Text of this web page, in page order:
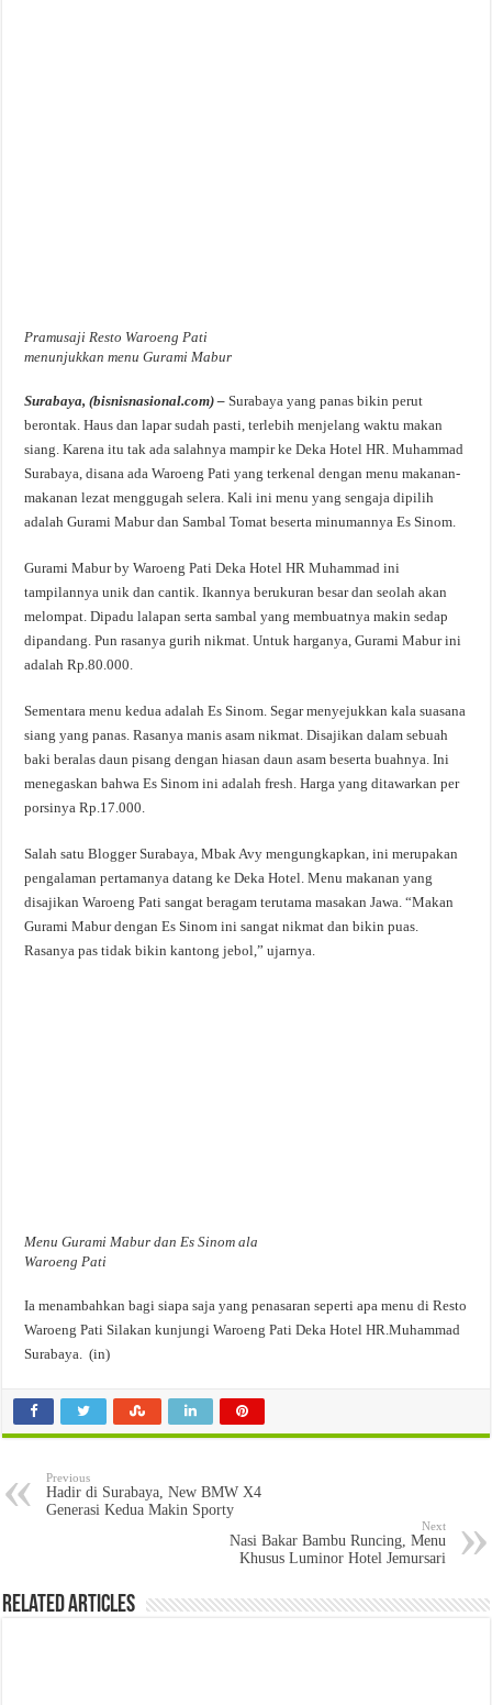
Pramusaji Resto Waroeng Pati
menunjukkan menu Gurami Mabur
Surabaya, (bisnisnasional.com) – Surabaya yang panas bikin perut
berontak. Haus dan lapar sudah pasti, terlebih menjelang waktu makan
siang. Karena itu tak ada salahnya mampir ke Deka Hotel HR. Muhammad
Surabaya, disana ada Waroeng Pati yang terkenal dengan menu makanan-
makanan lezat menggugah selera. Kali ini menu yang sengaja dipilih
adalah Gurami Mabur dan Sambal Tomat beserta minumannya Es Sinom.
Gurami Mabur by Waroeng Pati Deka Hotel HR Muhammad ini
tampilannya unik dan cantik. Ikannya berukuran besar dan seolah akan
melompat. Dipadu lalapan serta sambal yang membuatnya makin sedap
dipandang. Pun rasanya gurih nikmat. Untuk harganya, Gurami Mabur ini
adalah Rp.80.000.
Sementara menu kedua adalah Es Sinom. Segar menyejukkan kala suasana
siang yang panas. Rasanya manis asam nikmat. Disajikan dalam sebuah
baki beralas daun pisang dengan hiasan daun asam beserta buahnya. Ini
menegaskan bahwa Es Sinom ini adalah fresh. Harga yang ditawarkan per
porsinya Rp.17.000.
Salah satu Blogger Surabaya, Mbak Avy mengungkapkan, ini merupakan
pengalaman pertamanya datang ke Deka Hotel. Menu makanan yang
disajikan Waroeng Pati sangat beragam terutama masakan Jawa. “Makan
Gurami Mabur dengan Es Sinom ini sangat nikmat dan bikin puas.
Rasanya pas tidak bikin kantong jebol,” ujarnya.
Menu Gurami Mabur dan Es Sinom ala
Waroeng Pati
Ia menambahkan bagi siapa saja yang penasaran seperti apa menu di Resto
Waroeng Pati Silakan kunjungi Waroeng Pati Deka Hotel HR.Muhammad
Surabaya. (in)
Previous
Hadir di Surabaya, New BMW X4
Generasi Kedua Makin Sporty
Next
Nasi Bakar Bambu Runcing, Menu
Khusus Luminor Hotel Jemursari
Related Articles